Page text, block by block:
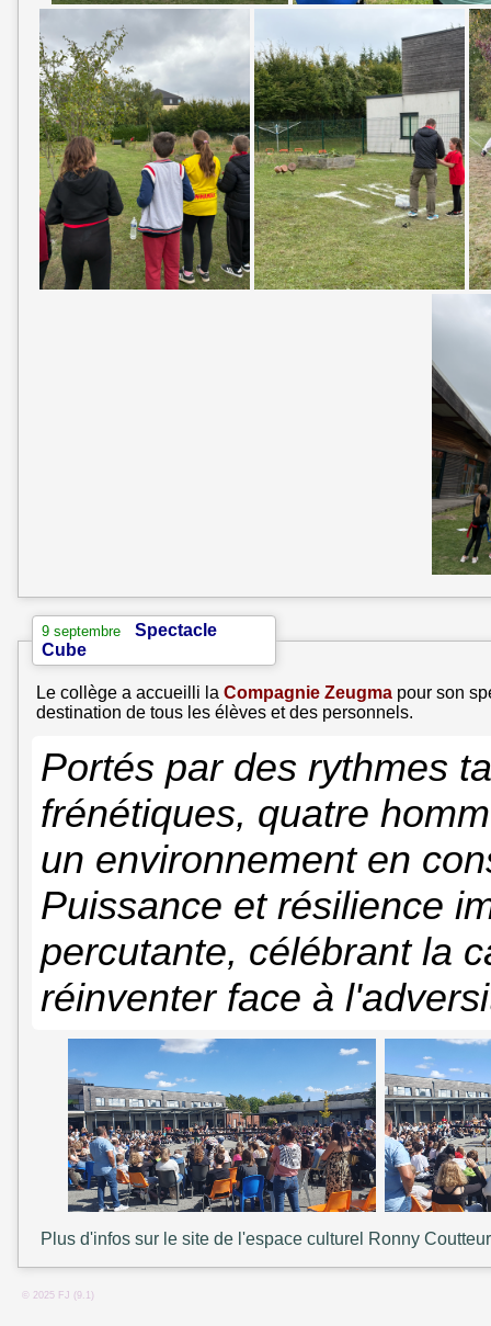
9 septembre
Spectacle
Cube
Le collège a accueilli la Compagnie Zeugma pour son
destination de tous les élèves et des personnels.
Portés par des rythmes
frénétiques, quatre
un environnement en
Puissance et résilience
percutante, célébrant la
réinventer face à
Plus d'infos sur le site de l'espace culturel Ronny
© 2025 FJ (9.1)